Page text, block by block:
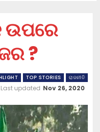
ଉପରେ
?
TOP STORIES ରାଜନୀତି
Last updated Nov 26, 2020